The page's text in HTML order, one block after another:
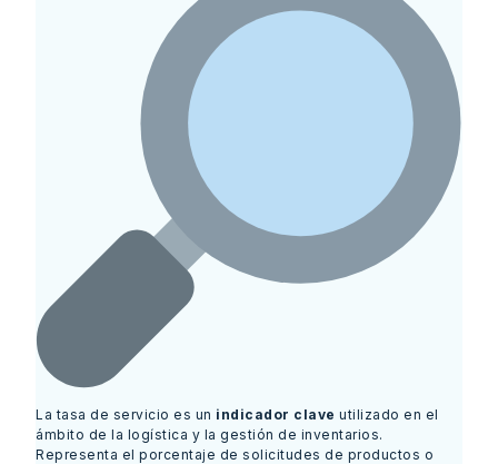
La tasa de servicio es un indicador clave utilizado en el
ámbito de la logística y la gestión de inventarios.
Representa el porcentaje de solicitudes de productos o